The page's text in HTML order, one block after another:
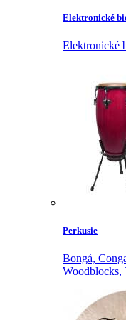
Elektronické
Elektronické
Perkusie
Bongá,
Woodblocks,